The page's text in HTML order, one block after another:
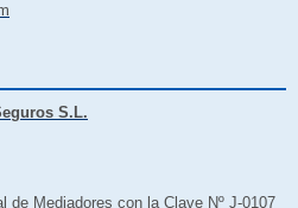
S.L.
de Mediadores con la Clave Nº J-0107